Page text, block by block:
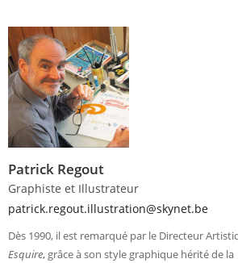
Patrick Regout
Graphiste et Illustrateur
patrick.regout.illustration@skynet.be
Dès 1990, il est remarqué par le Directeur
Esquire, grâce à son style graphique hérité de